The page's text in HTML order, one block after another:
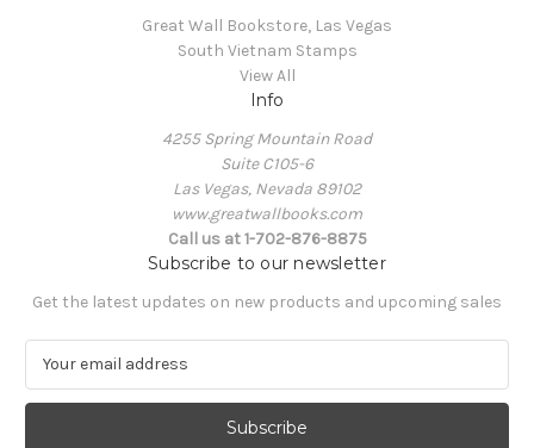
Great Wall Bookstore, Las Vegas
South Vietnam Stamps
View All
Info
4255 Spring Mountain Road
Suite C105-6
Las Vegas, Nevada 89102
www.greatwallbooks.com
Call us at 1-702-876-8875
Subscribe to our newsletter
Get the latest updates on new products and upcoming sales
a